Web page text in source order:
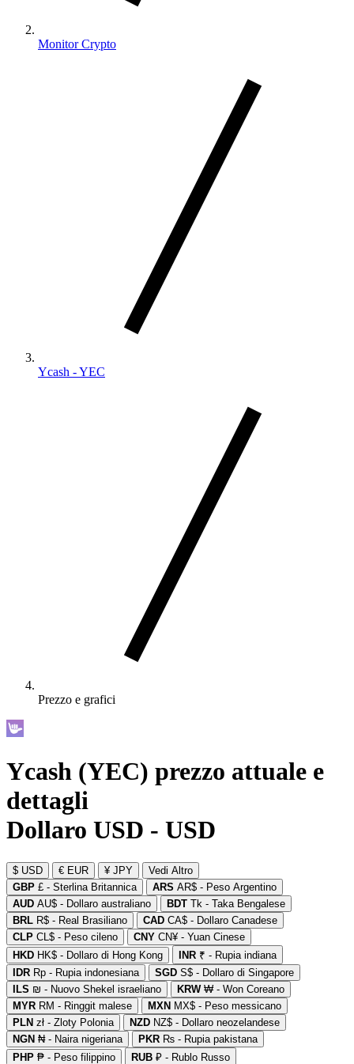
Monitor Crypto
Ycash - YEC
Prezzo e grafici
Ycash (YEC) prezzo attuale e
dettagli
Dollaro USD - USD
$ USD € EUR ¥ JPY
Vedi Altro
GBP £ - Sterlina Britannica ARS AR$ - Peso Argentino
AUD AU$ - Dollaro australiano BDT Tk - Taka Bengalese
BRL R$ - Real Brasiliano CAD CA$ - Dollaro Canadese
CLP CL$ - Peso cileno CNY CN¥ - Yuan Cinese
HKD HK$ - Dollaro di Hong Kong INR ₹ - Rupia indiana
IDR Rp - Rupia indonesiana SGD S$ - Dollaro di Singapore
ILS ₪ - Nuovo Shekel israeliano KRW₩ - Won Coreano
MYR RM - Ringgit malese MXN MX$ - Peso messicano
PLN zł - Zloty Polonia NZD NZ$ - Dollaro neozelandese
NGN ₦ - Naira nigeriana PKR ₨ - Rupia pakistana
PHP ₱ - Peso filippino RUB ₽ - Rublo Russo